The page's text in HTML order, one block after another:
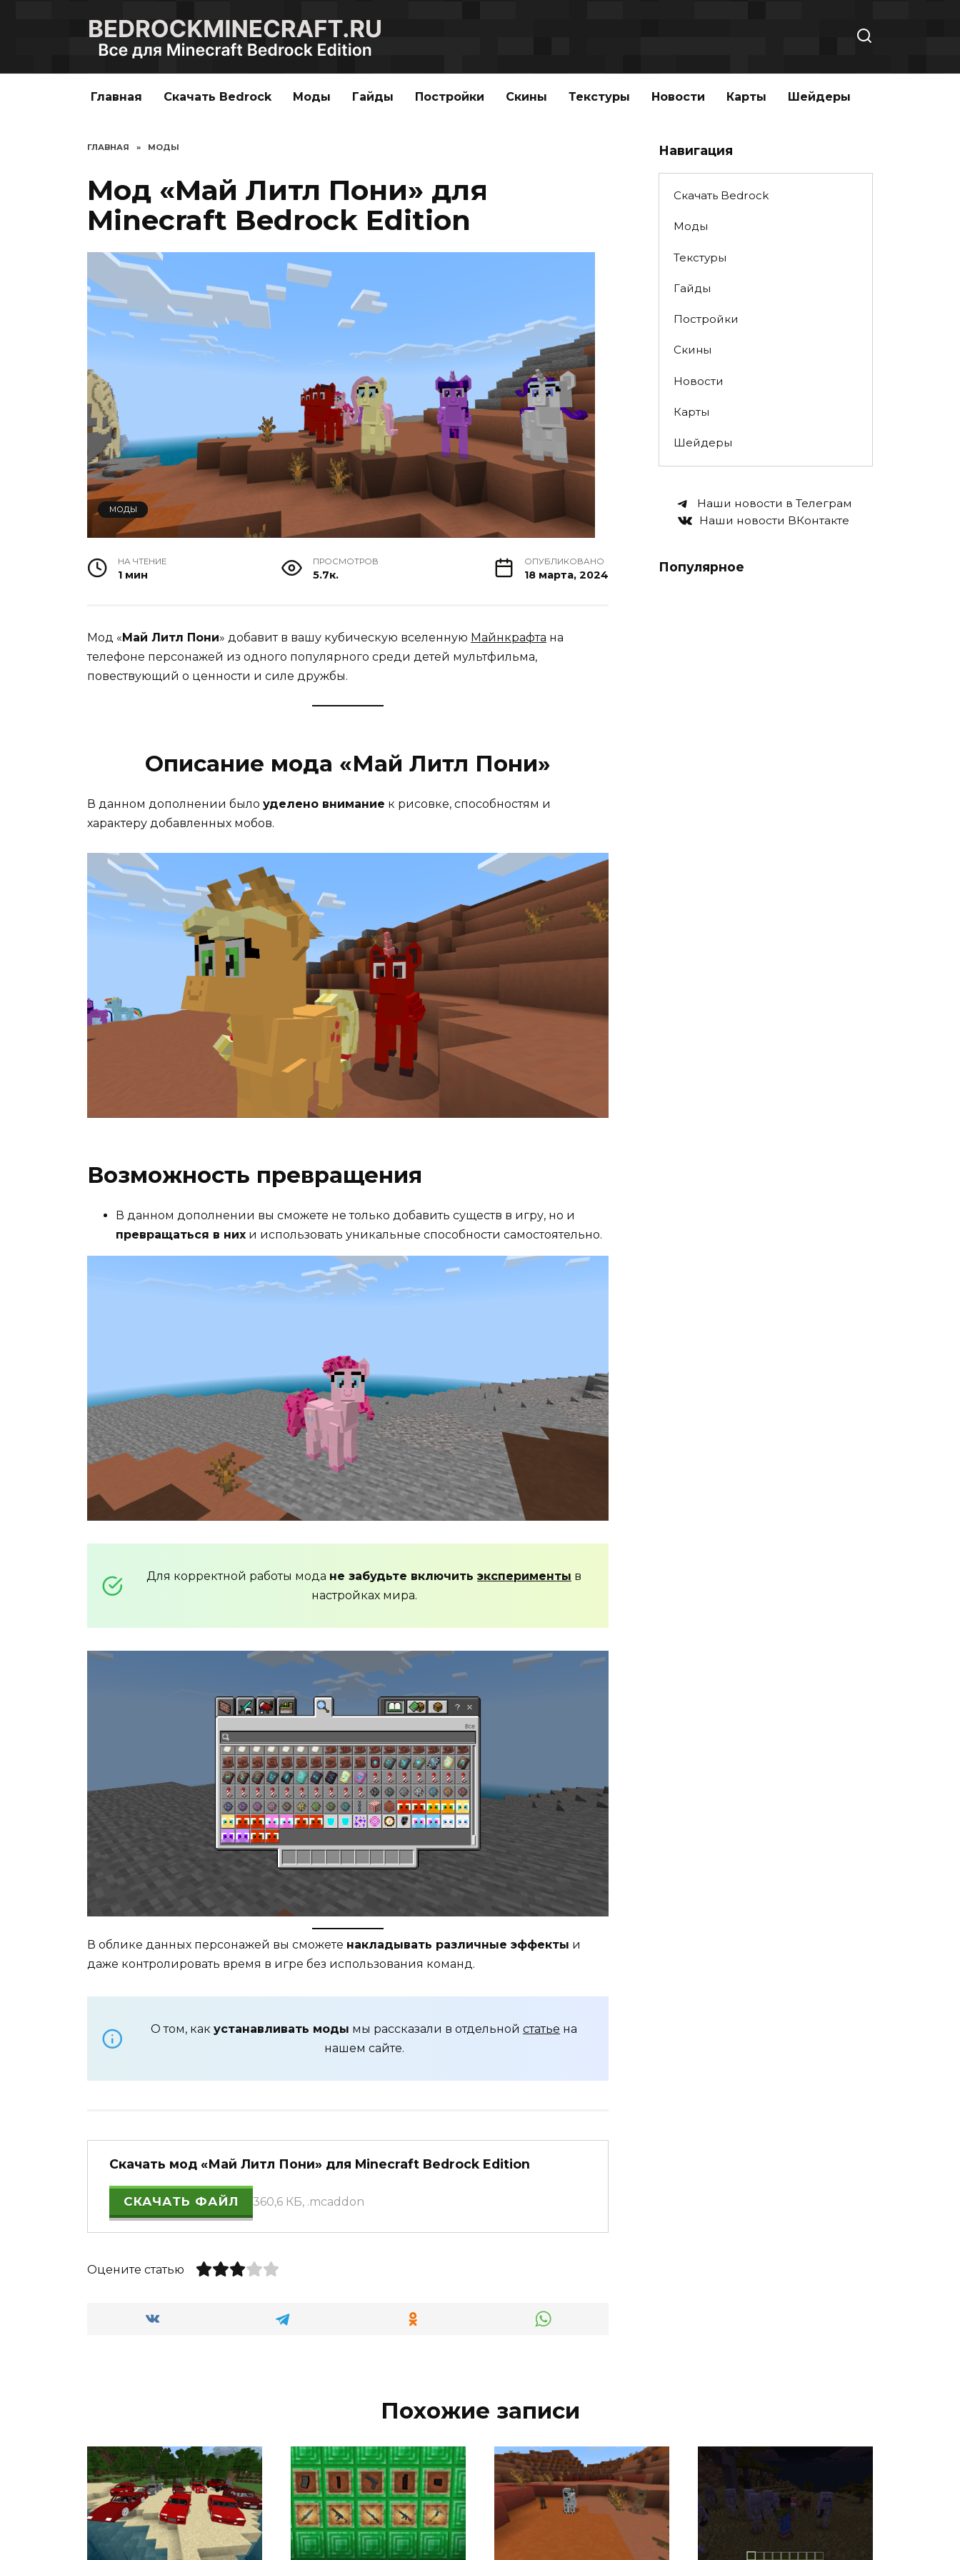
Главная Скачать Bedrock Моды Гайды Постройки Скины Текстуры Новости Карты Шейдеры
ГЛАВНАЯ » МОДЫ
Мод «Май Литл Пони» для
Minecraft Bedrock Edition
МОДЫ
НА ЧТЕНИЕ
1 мин
ПРОСМОТРОВ
5.7к.
ОПУБЛИКОВАНО
18 марта, 2024
Мод «Май Литл Пони» добавит в вашу кубическую вселенную Майнкрафта на
телефоне персонажей из одного популярного среди детей мультфильма,
повествующий о ценности и силе дружбы.
Описание мода «Май Литл Пони»
В данном дополнении было уделено внимание к рисовке, способностям и
характеру добавленных мобов.
Возможность превращения
В данном дополнении вы сможете не только добавить существ в игру, но и
превращаться в них и использовать уникальные способности самостоятельно.
Для корректной работы мода не забудьте включить эксперименты в
настройках мира.
В облике данных персонажей вы сможете накладывать различные эффекты и
даже контролировать время в игре без использования команд.
О том, как устанавливать моды мы рассказали в отдельной статье на
нашем сайте.
Скачать мод «Май Литл Пони» для Minecraft Bedrock Edition
СКАЧАТЬ ФАЙЛ 360,6 КБ, .mcaddon
Оцените статью
Навигация
Скачать Bedrock
Моды
Текстуры
Гайды
Постройки
Скины
Новости
Карты
Шейдеры
Наши новости в Телеграм
Наши новости ВКонтакте
Популярное
Похожие записи